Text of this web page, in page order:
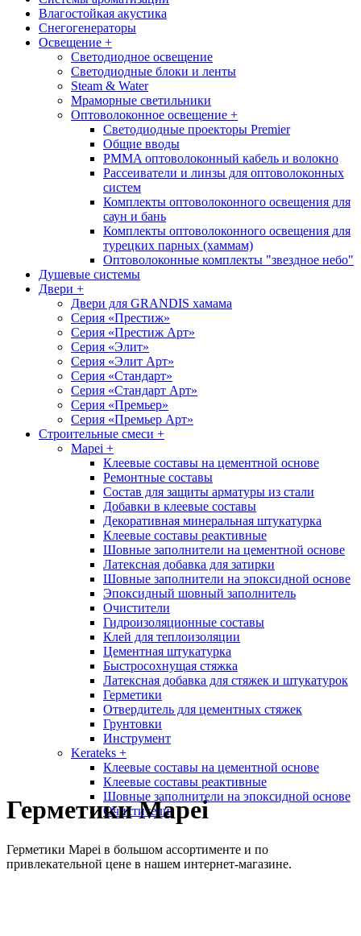
Влагостойкая акустика
Снегогенераторы
Освещение +
Светодиодное освещение
Светодиодные блоки и ленты
Steam & Water
Мраморные светильники
Оптоволоконное освещение +
Светодиодные проекторы Premier
Общие вводы
PMMA оптоволоконный кабель и волокно
Рассеиватели и линзы для оптоволоконных
систем
Комплекты оптоволоконного освещения для
саун и бань
Комплекты оптоволоконного освещения для
турецких парных (хаммам)
Оптоволоконные комплекты "звездное небо"
Душевые системы
Двери +
Двери для GRANDIS хамама
Серия «Престиж»
Серия «Престиж Арт»
Серия «Элит»
Серия «Элит Арт»
Серия «Стандарт»
Серия «Стандарт Арт»
Серия «Премьер»
Серия «Премьер Арт»
Cтроительные смеси +
Mapei +
Клеевые составы на цементной основе
Ремонтные составы
Состав для защиты арматуры из стали
Добавки в клеевые составы
Декоративная минеральная штукатурка
Клеевые составы реактивные
Шовные заполнители на цементной основе
Латексная добавка для затирки
Шовные заполнители на эпоксидной основе
Эпоксидный шовный заполнитель
Очистители
Гидроизоляционные составы
Клей для теплоизоляции
Цементная штукатурка
Быстросохнущая стяжка
Латексная добавка для стяжек и штукатурок
Герметики
Отвердитель для цементных стяжек
Грунтовки
Инструмент
Kerateks +
Клеевые составы на цементной основе
Клеевые составы реактивные
Шовные заполнители на эпоксидной основе
Очистители
Герметики Mapei
Герметики Mapei в большом ассортименте и по
привлекательной цене в нашем интернет-магазине.